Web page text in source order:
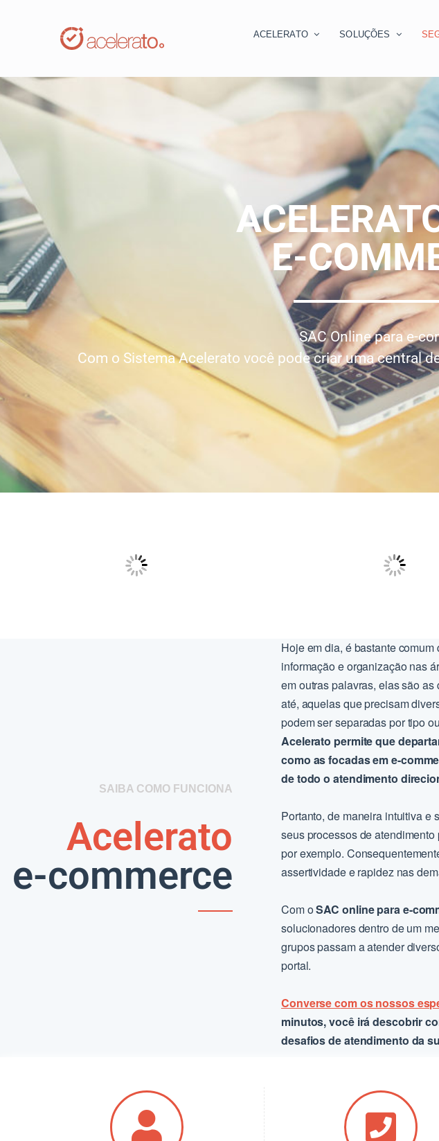
ACELERATO SOLUÇÕES
E-
SAC Online para e-
Com o Sistema Acelerato você pode criar uma central
SAIBA COMO FUNCIONA
Acelerato
e-commerce
Hoje em dia, é bastante
informação e organização nas
em outras palavras, elas são
até, aquelas que precisam
podem ser separadas por tipo
Acelerato permite que
como as focadas em e-
de todo o atendimento
Portanto, de maneira intuitiva e
seus processos de
por exemplo.
assertividade e rapidez nas
Com oSAC online para e-
solucionadores dentro de um
grupos passam a atender
portal.
Converse com os nossos
minutos, você irá descobrir
desafios de atendimento da